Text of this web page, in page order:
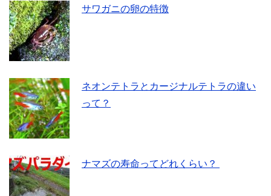
サワガニの卵の特徴
ネオンテトラとカージナルテトラの違い
って？
ナマズの寿命ってどれくらい？